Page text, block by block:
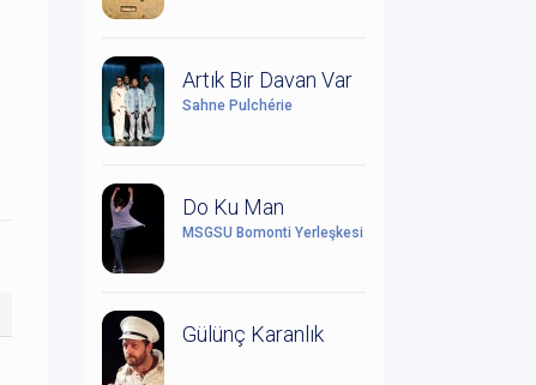
Artık Bir Davan Var
Sahne Pulchérie
Do Ku Man
MSGSÜ Bomonti Yerleşkesi
Gülünç Karanlık